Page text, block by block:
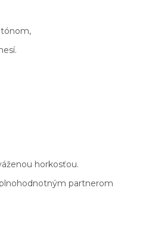
tónom,
horkosťou.
partnerom